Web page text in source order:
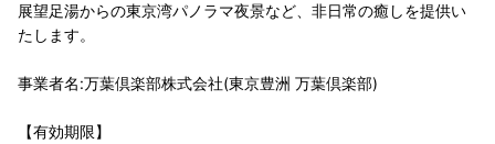
展望足湯からの東京湾パノラマ夜景など、非日常の癒しを提供い
たします。
事業者名:万葉倶楽部株式会社(東京豊洲 万葉倶楽部)
【有効期限】